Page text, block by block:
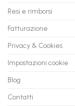
Resi e rimborsi
Fatturazione
Privacy & Cookies
Impostazioni cookie
Blog
Contatti